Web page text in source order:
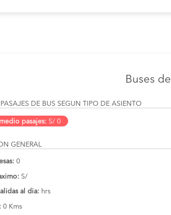
Buses de
PASAJES DE BUS SEGUN TIPO DE ASIENTO
pasajes: S/ 0
GENERAL
0
S/
al dia: hrs
0 Kms